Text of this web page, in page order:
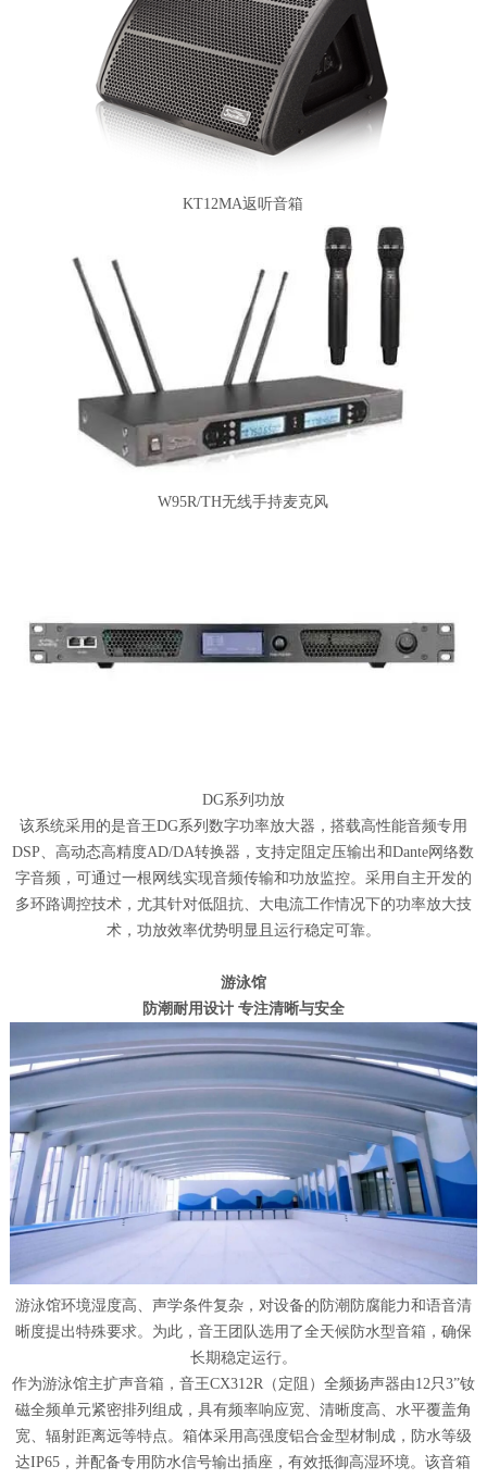
KT12MA返听音箱
W95R/TH无线手持麦克风
DG系列功放
该系统采用的是音王DG系列数字功率放大器，搭载高性能音频专用
DSP、高动态高精度AD/DA转换器，支持定阻定压输出和Dante网络数
字音频，可通过一根网线实现音频传输和功放监控。采用自主开发的
多环路调控技术，尤其针对低阻抗、大电流工作情况下的功率放大技
术，功放效率优势明显且运行稳定可靠。
游泳馆
防潮耐用设计 专注清晰与安全
游泳馆环境湿度高、声学条件复杂，对设备的防潮防腐能力和语音清
晰度提出特殊要求。为此，音王团队选用了全天候防水型音箱，确保
长期稳定运行。
作为游泳馆主扩声音箱，音王CX312R（定阻）全频扬声器由12只3”钕
磁全频单元紧密排列组成，具有频率响应宽、清晰度高、水平覆盖角
宽、辐射距离远等特点。箱体采用高强度铝合金型材制成，防水等级
达IP65，并配备专用防水信号输出插座，有效抵御高湿环境。该音箱